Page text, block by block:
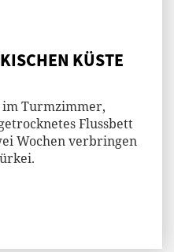
KÜSTE
Turmzimmer,
Flussbett
Wochen verbringen